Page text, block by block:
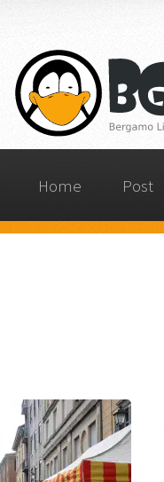
Home Post